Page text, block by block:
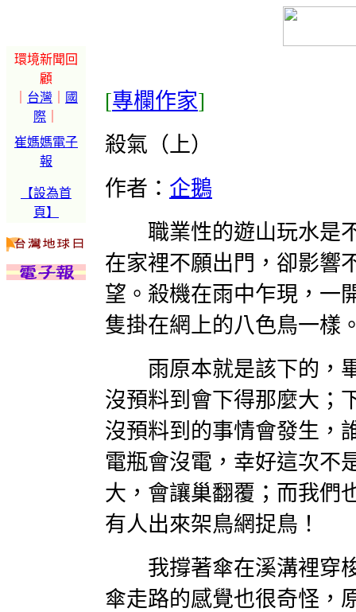
環境新聞回
顧
台灣
國
際
崔媽媽電子
報
【設為首
頁】
[專欄作家]
殺氣（上）
作者： 企鵝
職業性的遊山玩水是不
在家裡不願出門，卻影響
望。殺機在雨中乍現，一
隻掛在網上的八色鳥一樣
雨原本就是該下的，畢
沒預料到會下得那麼大；
沒預料到的事情會發生，
電瓶會沒電，幸好這次不
大，會讓巢翻覆；而我們
有人出來架鳥網捉鳥！
我撐著傘在溪溝裡穿梭
傘走路的感覺也很奇怪，